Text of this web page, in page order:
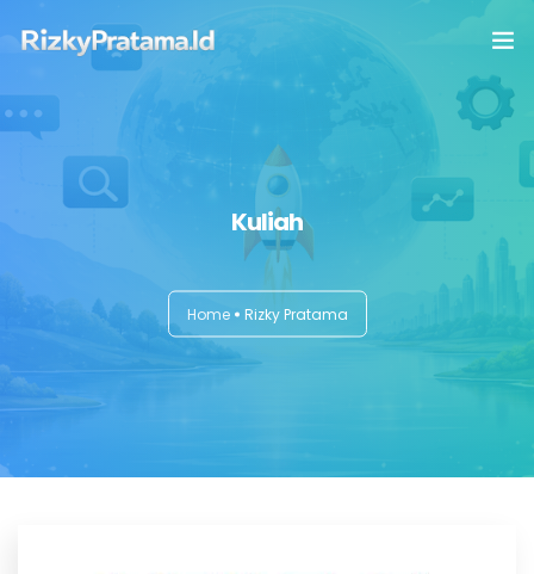
Home
Intermezzo
Buku & Publishing
Disclaimer
Contact
Kuliah
Home Rizky Pratama